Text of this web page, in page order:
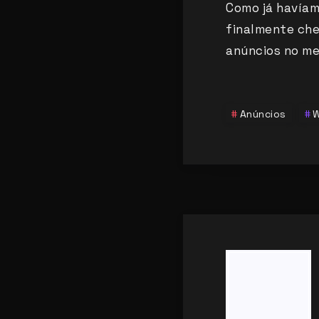
Como já
finalmente
anúncios no
Anúncios